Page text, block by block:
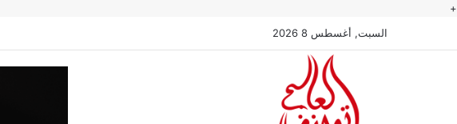
+
السبت, أغسطس 8 2026